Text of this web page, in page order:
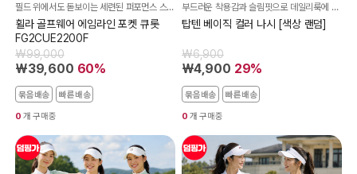
필드 위에서도 돋보이는 세련된 퍼포먼스 스커트!
휠라 골프웨어 에임라인 포켓 큐롯
FG2CUE2200F
₩99,000
₩39,600 60%
묶음배송 빠른배송
0 개 구매중
부드러운 착용감과 슬림핏으로 데일리룩에 활용하기 좋은 컬러 베이직 나시
탑텐 베이직 컬러 나시 [색상 랜덤]
₩6,900
₩4,900 29%
묶음배송 빠른배송
0 개 구매중